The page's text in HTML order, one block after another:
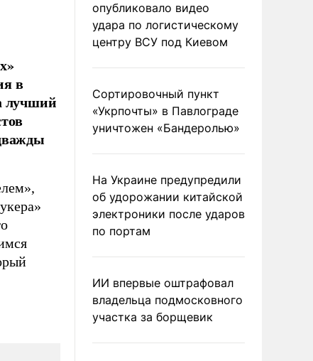
в
лучший
опубликовало видео
удара по логистическому
центру ВСУ под Киевом
Сортировочный пункт
«Укрпочты» в Павлограде
уничтожен «Бандеролью»
На Украине предупредили
об удорожании китайской
электроники после ударов
по портам
ИИ впервые оштрафовал
владельца подмосковного
участка за борщевик